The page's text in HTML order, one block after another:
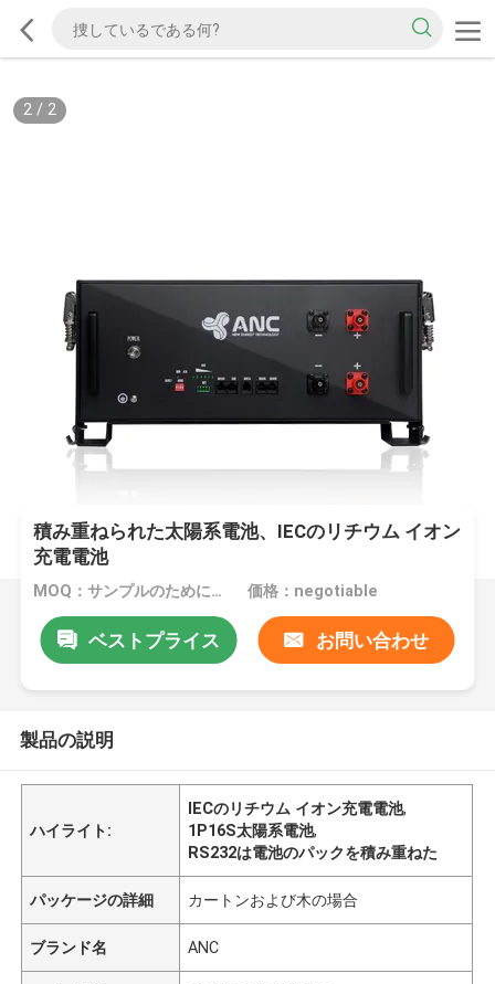
2/ 2
積み重ねられた太陽系電池、IECのリチウム イオン
充電電池
MOQ：サンプルのためにセット1 価格：negotiable
ベストプライス お問い合わせ
製品の説明
ハイライト:
IECのリチウム イオン充電電池,
1P16S太陽系電池,
RS232は電池のパックを積み重ねた
パッケージの詳細 カートンおよび木の場合
ブランド名 ANC